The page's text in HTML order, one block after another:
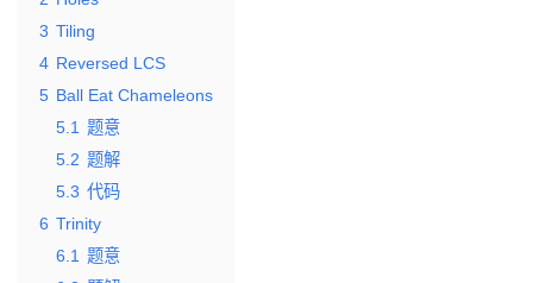
3 Tiling
4 Reversed LCS
5 Ball Eat Chameleons
5.1 题意
5.2 题解
5.3 代码
6 Trinity
6.1 题意